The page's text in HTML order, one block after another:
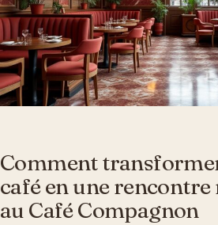
Comment
café en une
au Café Compagnon